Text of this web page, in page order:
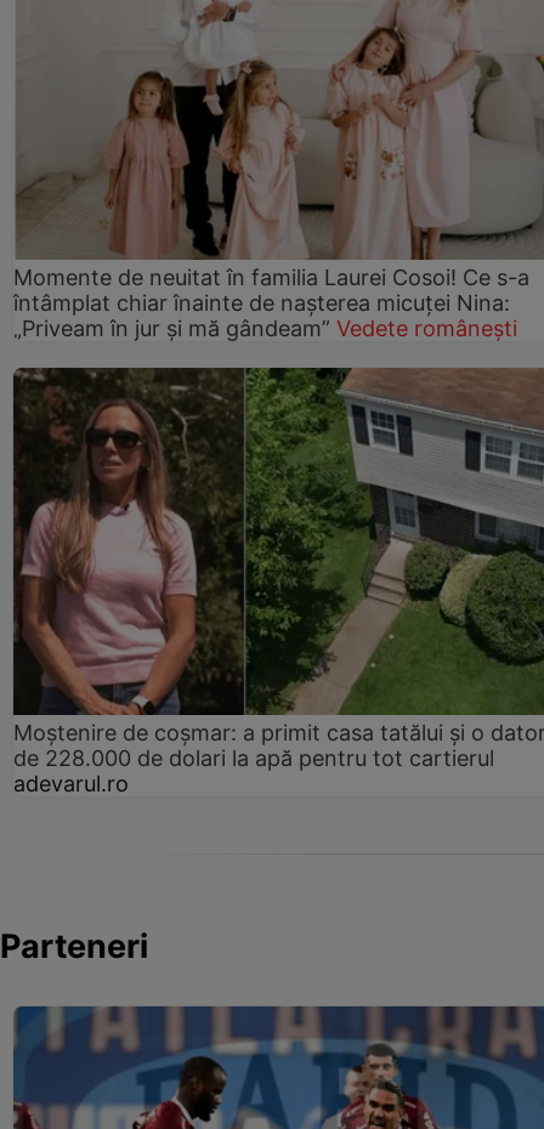
Momente de neuitat în familia Laurei Cosoi! Ce s-a
întâmplat chiar înainte de nașterea micuței Nina:
„Priveam în jur și mă gândeam” Vedete românești
Moștenire de coșmar: a primit casa tatălui și o
de 228.000 de dolari la apă pentru tot cartierul
adevarul.ro
Parteneri